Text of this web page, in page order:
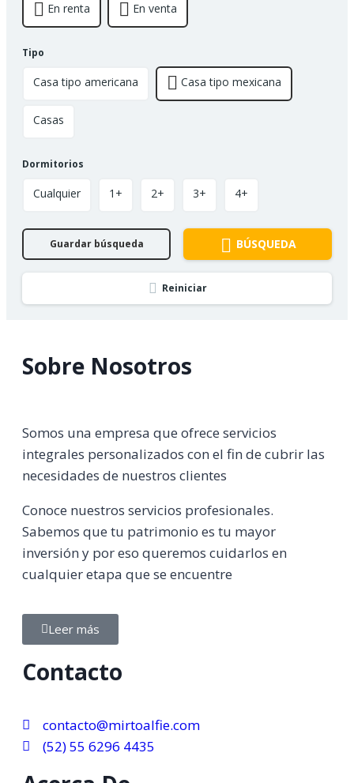
En renta En venta
Tipo
Casa tipo americana Casa tipo mexicana
Casas
Dormitorios
Cualquier 1+ 2+ 3+ 4+
Guardar búsqueda BÚSQUEDA
Reiniciar
Sobre Nosotros
Somos una empresa que ofrece servicios
integrales personalizados con el fin de cubrir las
necesidades de nuestros clientes
Conoce nuestros servicios profesionales.
Sabemos que tu patrimonio es tu mayor
inversión y por eso queremos cuidarlos en
cualquier etapa que se encuentre
Leer más
Contacto
contacto@mirtoalfie.com
(52) 55 6296 4435